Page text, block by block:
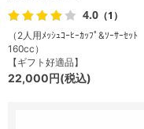
4.0 （1）
（2人用ﾒｯｼｭｺｰﾋｰｶｯﾌﾟ&ｿｰｻｰｾｯﾄ
160cc）
【ギフト好適品】
22,000円(税込)